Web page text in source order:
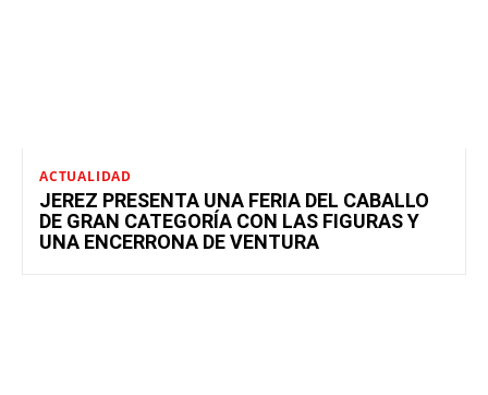
ACTUALIDAD
JEREZ PRESENTA UNA FERIA DEL CABALLO
DE GRAN CATEGORÍA CON LAS FIGURAS Y
UNA ENCERRONA DE VENTURA